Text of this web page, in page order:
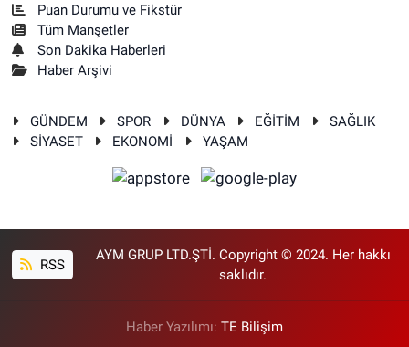
Puan Durumu ve Fikstür
Tüm Manşetler
Son Dakika Haberleri
Haber Arşivi
GÜNDEM SPOR DÜNYA EĞİTİM
SAĞLIK
SİYASET
EKONOMİ YAŞAM
RSS
AYM GRUP LTD.ŞTİ. Copyright © 2024. Her hakkı
saklıdır.
Haber Yazılımı: TE Bilişim